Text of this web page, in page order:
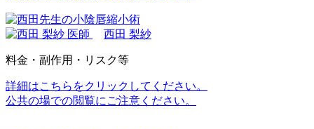
西田 梨紗
料金・副作用・リスク等
詳細はこちらをクリックしてください。
公共の場での閲覧にご注意ください。